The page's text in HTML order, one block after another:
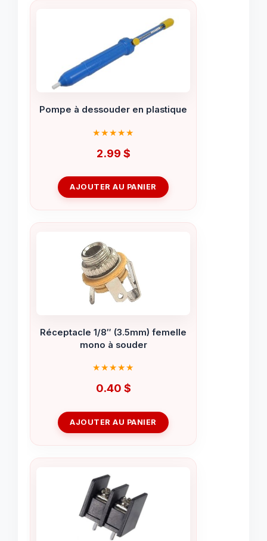
Pompe à dessouder en plastique
2.99 $
AJOUTER AU PANIER
Réceptacle 1/8″ (3.5mm) femelle
mono à souder
0.40 $
AJOUTER AU PANIER